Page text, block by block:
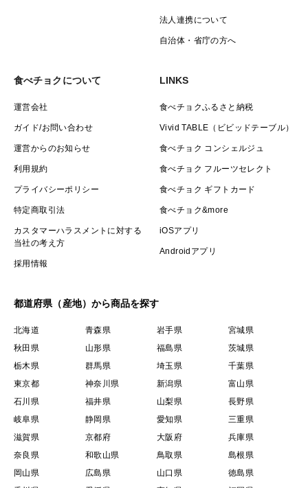
法人連携について
自治体・省庁の方へ
食べチョクについて
運営会社
ガイド/お問い合わせ
運営からのお知らせ
利用規約
プライバシーポリシー
特定商取引法
カスタマーハラスメントに対する
当社の考え方
採用情報
LINKS
食べチョクふるさと納税
Vivid TABLE（ビビッドテーブル）
食べチョク コンシェルジュ
食べチョク フルーツセレクト
食べチョク ギフトカード
食べチョク&more
iOSアプリ
Androidアプリ
都道府県（産地）から商品を探す
北海道 青森県 岩手県
宮城県
秋田県
山形県 福島県
茨城県
栃木県
群馬県 埼玉県
千葉県
東京都
神奈川県 新潟県
富山県
石川県
福井県 山梨県
長野県
岐阜県
静岡県 愛知県
三重県
滋賀県
京都府 大阪府
兵庫県
奈良県
和歌山県 鳥取県
島根県
岡山県
広島県 山口県
徳島県